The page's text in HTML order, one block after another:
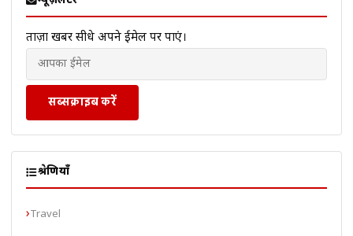
ताज़ा खबरें सीधे अपने ईमेल पर पाएं।
सब्सक्राइब करें
श्रेणियाँ
Travel